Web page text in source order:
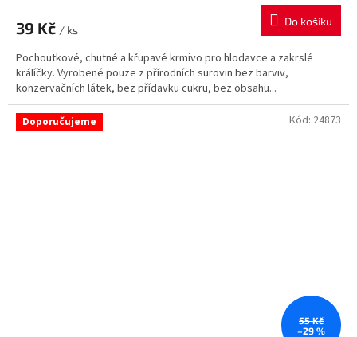
39 Kč / ks
Do košíku
Pochoutkové, chutné a křupavé krmivo pro hlodavce a zakrslé
králíčky. Vyrobené pouze z přírodních surovin bez barviv,
konzervačních látek, bez přídavku cukru, bez obsahu...
Doporučujeme
55 Kč
–29 %
Kód: 24873